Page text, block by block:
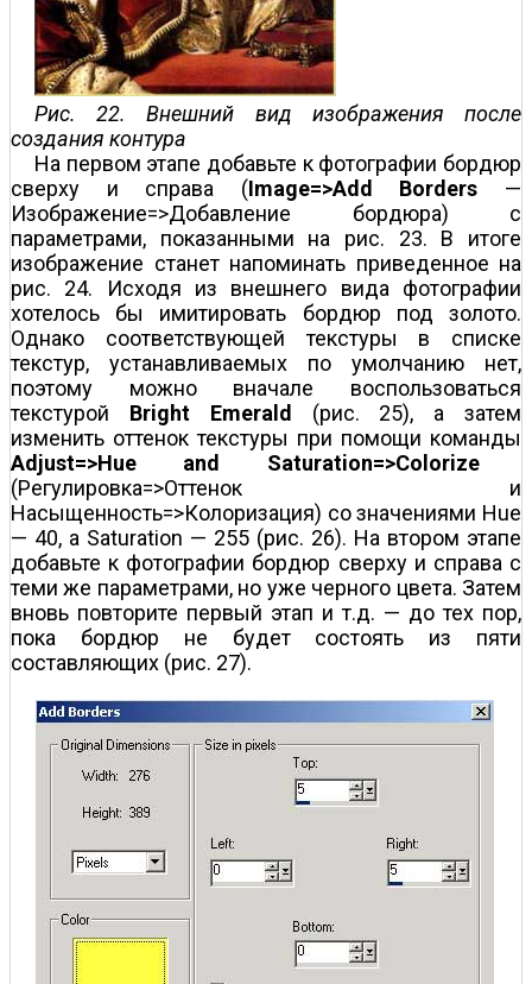
Рис. 22. Внешний вид изображения после
создания контура
На первом этапе добавьте к фотографии бордюр
сверху и справа (Image=>Add Borders —
Изображение=>Добавление бордюра) с
параметрами, показанными на рис. 23. В итоге
изображение станет напоминать приведенное на
рис. 24. Исходя из внешнего вида фотографии
хотелось бы имитировать бордюр под золото.
Однако соответствующей текстуры в списке
текстур, устанавливаемых по умолчанию нет,
поэтому можно вначале воспользоваться
текстурой Bright Emerald
(рис. 25), а затем
изменить оттенок текстуры при помощи команды
Adjust=>Hue and Saturation=>Colorize
(Регулировка=>Оттенок и
Насыщенность=>Колоризация) со значениями Hue
— 40, а Saturation — 255 (рис. 26). На втором этапе
добавьте к фотографии бордюр сверху и справа с
теми же параметрами, но уже черного цвета. Затем
вновь повторите первый этап и т.д. — до тех пор,
пока бордюр не будет состоять из пяти
составляющих (рис. 27).